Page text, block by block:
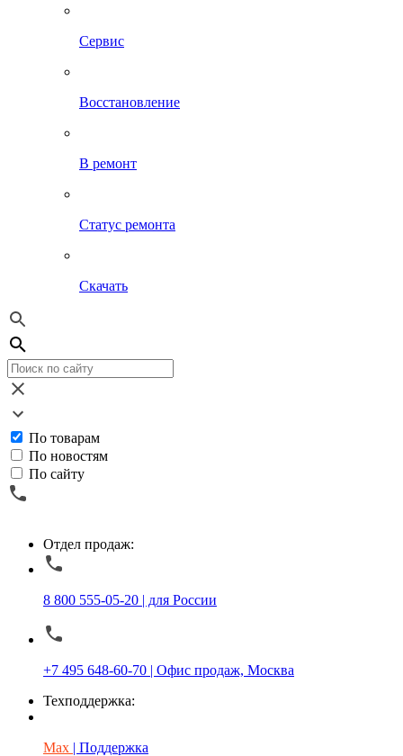
Сервис
Восстановление
В ремонт
Статус ремонта
Скачать
По товарам
По новостям
По сайту
Отдел продаж:
8 800 555-05-20 | для России
+7 495 648-60-70 | Офис продаж, Москва
Техподдержка:
Max | Поддержка